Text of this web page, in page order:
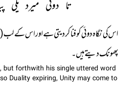
تا دوئی میرد یکی
اس کی نگاہ دوئی کو فنا کر دیتی ہے اور اس کے
پھونک دیتے ہیں۔
but forthwith his single uttered word
Duality expiring, Unity may come to